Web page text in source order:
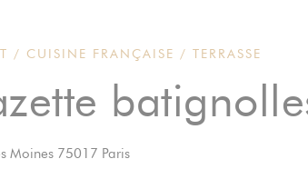
/ CUISINE FRANÇAISE / TERRASSE
Moines 75017 Paris((ouvre une nouvelle fenêtre))